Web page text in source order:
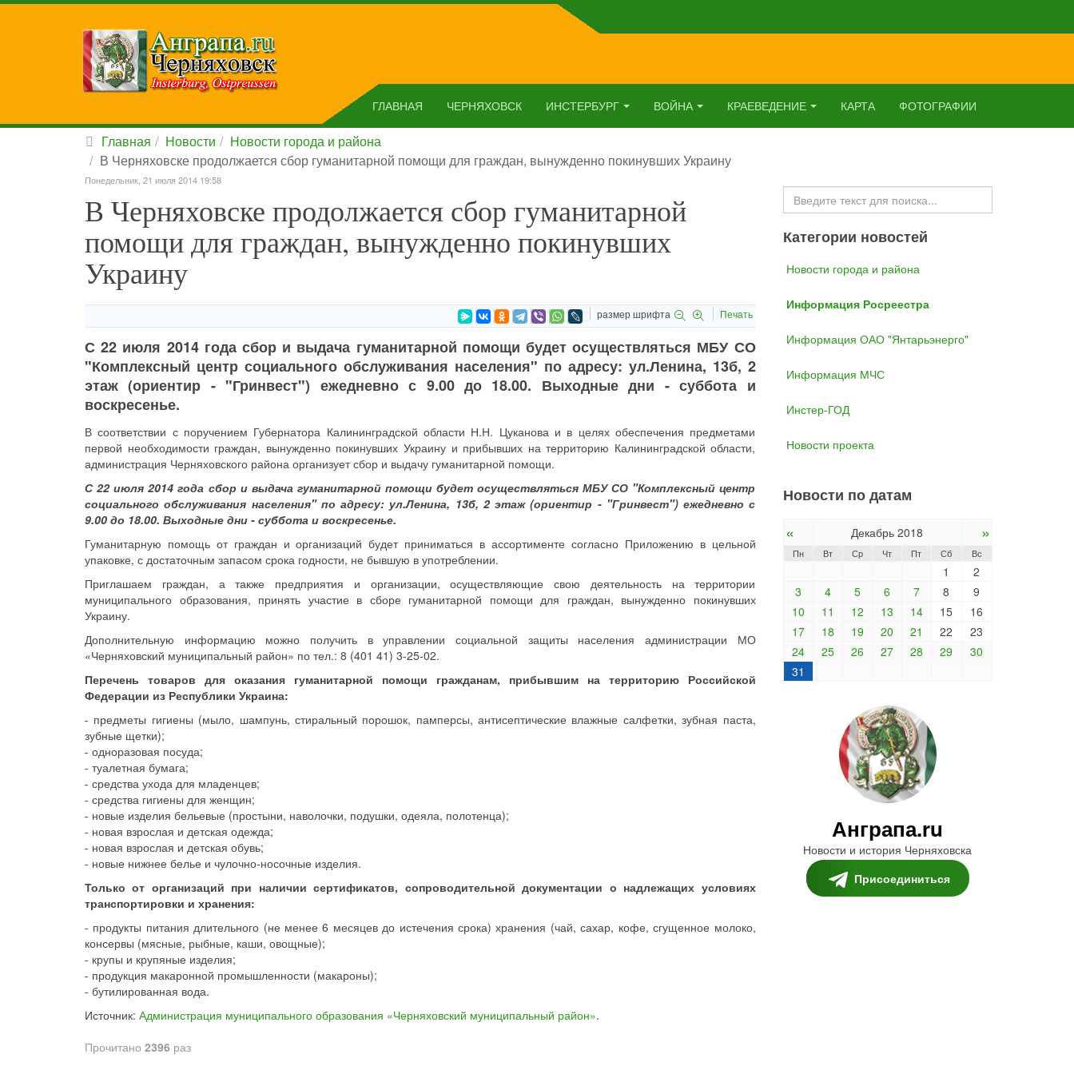
ГЛАВНАЯ ЧЕРНЯХОВСК ИНСТЕРБУРГ ВОЙНА КРАЕВЕДЕНИЕ КАРТА ФОТОГРАФИИ
Главная Новости
Новости города и района
В Черняховске продолжается сбор гуманитарной помощи для граждан, вынужденно покинувших Украину
Понедельник, 21 июля 2014 19:58
В Черняховске продолжается сбор гуманитарной
помощи для граждан, вынужденно покинувших
Украину
размер шрифта Печать
С 22 июля 2014 года сбор и выдача гуманитарной помощи будет осуществляться МБУ СО
"Комплексный центр социального обслуживания населения" по адресу: ул.Ленина, 13б, 2
этаж (ориентир - "Гринвест") ежедневно с 9.00 до 18.00. Выходные дни - суббота и
воскресенье.
В соответствии с поручением Губернатора Калининградской области Н.Н. Цуканова и в целях обеспечения предметами
первой необходимости граждан, вынужденно покинувших Украину и прибывших на территорию Калининградской области,
администрация Черняховского района организует сбор и выдачу гуманитарной помощи.
С 22 июля 2014 года сбор и выдача гуманитарной помощи будет осуществляться МБУ СО "Комплексный центр
социального обслуживания населения" по адресу: ул.Ленина, 13б, 2 этаж (ориентир - "Гринвест") ежедневно с
9.00 до 18.00. Выходные дни - суббота и воскресенье.
Гуманитарную помощь от граждан и организаций будет приниматься в ассортименте согласно Приложению в цельной
упаковке, с достаточным запасом срока годности, не бывшую в употреблении.
Приглашаем граждан, а также предприятия и организации, осуществляющие свою деятельность на территории
муниципального образования, принять участие в сборе гуманитарной помощи для граждан, вынужденно покинувших
Украину.
Дополнительную информацию можно получить в управлении социальной защиты населения администрации МО
«Черняховский муниципальный район» по тел.: 8 (401 41) 3-25-02.
Перечень товаров для оказания гуманитарной помощи гражданам, прибывшим на территорию Российской
Федерации из Республики Украина:
- предметы гигиены (мыло, шампунь, стиральный порошок, памперсы, антисептические влажные салфетки, зубная паста,
зубные щетки);
- одноразовая посуда;
- туалетная бумага;
- средства ухода для младенцев;
- средства гигиены для женщин;
- новые изделия бельевые (простыни, наволочки, подушки, одеяла, полотенца);
- новая взрослая и детская одежда;
- новая взрослая и детская обувь;
- новые нижнее белье и чулочно-носочные изделия.
Только от организаций при наличии сертификатов, сопроводительной документации о надлежащих условиях
транспортировки и хранения:
- продукты питания длительного (не менее 6 месяцев до истечения срока) хранения (чай, сахар, кофе, сгущенное молоко,
консервы (мясные, рыбные, каши, овощные);
- крупы и крупяные изделия;
- продукция макаронной промышленности (макароны);
- бутилированная вода.
Источник: Администрация муниципального образования «Черняховский муниципальный район».
Прочитано 2396 раз
Искать...
Категории новостей
Новости города и района
Информация Росреестра
Информация ОАО "Янтарьэнерго"
Информация МЧС
Инстер-ГОД
Новости проекта
Новости по датам
« Декабрь 2018 »
Пн Вт Ср Чт Пт Сб Вс
1
2
3
4 5 6 7 8
9
10
11 12 13 14 15
16
17
18 19 20 21 22
23
24
25 26 27 28 29
30
31
Анграпа.ru
Новости и история Черняховска
Присоединиться